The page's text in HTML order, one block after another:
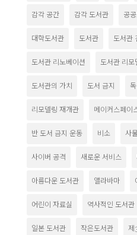
감각 공간 감각 도서관 공
대학도서관 도서관 도서관
도서관 리노베이션 도서관 리모
도서관의 가치 도서 금지
리모델링 재개관 메이커스페이
반 도서 금지 운동 비소 사
사이버 공격 새로운 서비스
아름다운 도서관 앨라바마
어린이 자료실 역사적인 도서관
일본 도서관 작은도서관 제